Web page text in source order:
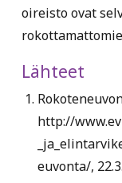
oireisto ovat
Lähteet
http://
euvonta/,